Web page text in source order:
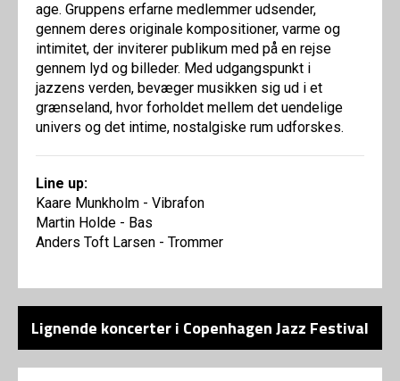
age. Gruppens erfarne medlemmer udsender,
gennem deres originale kompositioner, varme og
intimitet, der inviterer publikum med på en rejse
gennem lyd og billeder. Med udgangspunkt i
jazzens verden, bevæger musikken sig ud i et
grænseland, hvor forholdet mellem det uendelige
univers og det intime, nostalgiske rum udforskes.
Line up:
Kaare Munkholm - Vibrafon
Martin Holde - Bas
Anders Toft Larsen - Trommer
Lignende koncerter i Copenhagen Jazz Festival